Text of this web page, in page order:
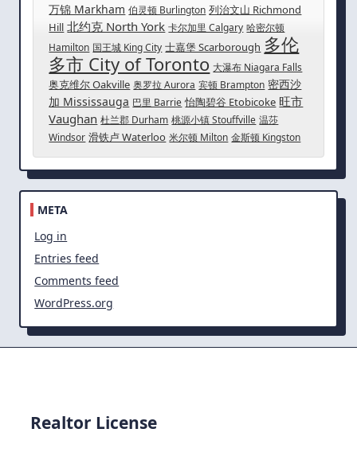
万锦 Markham 伯灵顿 Burlington 列治文山 Richmond
Hill 北约克 North York 卡尔加里 Calgary 哈密尔顿
Hamilton 国王城 King City 士嘉堡 Scarborough 多伦
多市 City of Toronto 大瀑布 Niagara Falls
奥克维尔 Oakville 奥罗拉 Aurora 宾顿 Brampton 密西沙
加 Mississauga 巴里 Barrie 怡陶碧谷 Etobicoke 旺市
Vaughan 杜兰郡 Durham 桃源小镇 Stouffville 温莎
Windsor 滑铁卢 Waterloo 米尔顿 Milton 金斯顿 Kingston
META
Log in
Entries feed
Comments feed
WordPress.org
Realtor License